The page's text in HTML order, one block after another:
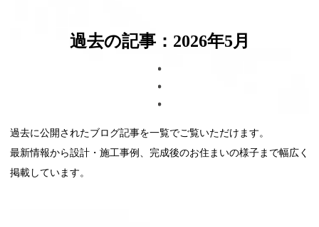
過去の記事：2026年5月
過去に公開されたブログ記事を一覧でご覧いただけます。
最新情報から設計・施工事例、完成後のお住まいの様子まで幅広く
掲載しています。